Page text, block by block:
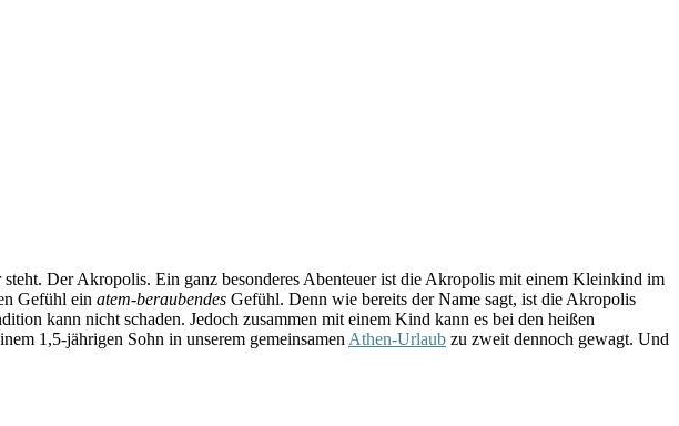
Der Akropolis. Ein ganz besonderes Abenteuer ist die Akropolis mit einem Kleinkind im
Gefühl ein atem-beraubendes Gefühl. Denn wie bereits der Name sagt, ist die Akropolis
kann nicht schaden. Jedoch zusammen mit einem Kind kann es bei den heißen
1,5-jährigen Sohn in unserem gemeinsamen Athen-Urlaub zu zweit dennoch gewagt. Und